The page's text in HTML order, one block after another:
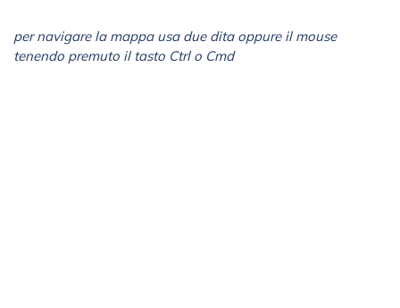
per navigare la mappa usa due dita oppure il mouse
tenendo premuto il tasto Ctrl o Cmd